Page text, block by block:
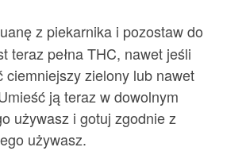
z piekarnika i pozostaw do
teraz pełna THC, nawet jeśli
ciemniejszy zielony lub nawet
ją teraz w dowolnym
używasz i gotuj zgodnie z
używasz.